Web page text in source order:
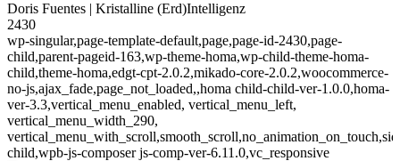
Doris Fuentes | Kristalline (Erd)Intelligenz
2430
wp-singular,page-template-default,page,page-id-2430,page-
child,parent-pageid-163,wp-theme-homa,wp-child-theme-homa-
child,theme-homa,edgt-cpt-2.0.2,mikado-core-2.0.2,woocommerce-
no-js,ajax_fade,page_not_loaded,,homa child-child-ver-1.0.0,homa-
ver-3.3,vertical_menu_enabled, vertical_menu_left,
vertical_menu_width_290,
child,wpb-js-composer js-comp-ver-6.11.0,vc_responsive